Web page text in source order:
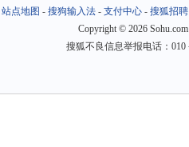
站点地图 - 搜狗输入法- 支付中心- 搜狐招聘
Copyright © 2026
搜狐不良信息举报电话：010